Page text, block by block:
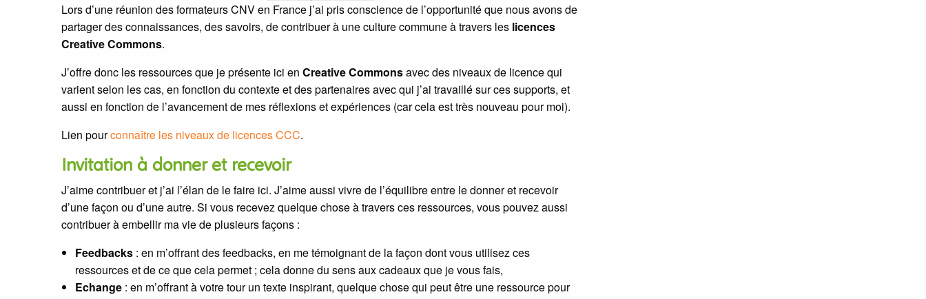
Lors d’une réunion des formateurs CNV en France j’ai pris conscience de l’opportunité que nous avons de
partager des connaissances, des savoirs, de contribuer à une culture commune à travers les licences
Creative Commons.
J’offre donc les ressources que je présente ici en Creative Commonsavec des niveaux de licence qui
varient selon les cas, en fonction du contexte et des partenaires avec qui j’ai travaillé sur ces supports, et
aussi en fonction de l’avancement de mes réflexions et expériences (car cela est très nouveau pour moi).
Lien pourconnaître les niveaux de licences CCC.
Invitation à donner et recevoir
J’aime contribuer et j’ai l’élan de le faire ici. J’aime aussi vivre de l’équilibre entre le donner et recevoir
d’une façon ou d’une autre. Si vous recevez quelque chose à travers ces ressources, vous pouvez aussi
contribuer à embellir ma vie de plusieurs façons :
Feedbacks: en m’offrant des feedbacks, en me témoignant de la façon dont vous utilisez ces
ressources et de ce que cela permet ; cela donne du sens aux cadeaux que je vous fais,
Echange: en m’offrant à votre tour un texte inspirant, quelque chose qui peut être une ressource pour